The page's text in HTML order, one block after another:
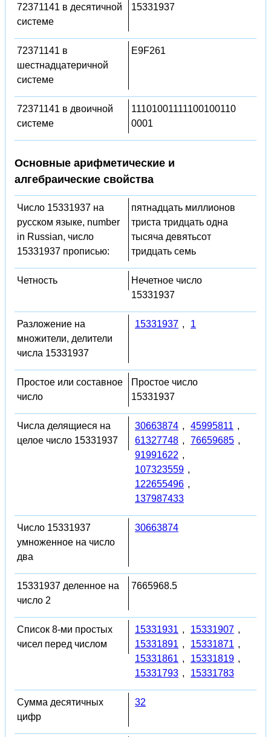
72371141 в десятичной
системе
15331937
72371141 в
шестнадцатеричной
системе
E9F261
72371141 в двоичной
системе
11101001111100100110
0001
Основные арифметические и
алгебраические свойства
Число 15331937 на
русском языке, number
in Russian, число
15331937 прописью:
пятнадцать миллионов
триста тридцать одна
тысяча девятьсот
тридцать семь
Четность
Нечетное число
15331937
Разложение на
множители, делители
числа 15331937
15331937 , 1
Простое или составное
число
Простое число
15331937
Числа делящиеся на
целое число 15331937
30663874 , 45995811 ,
61327748 , 76659685 ,
91991622 ,
107323559 ,
122655496 ,
137987433
Число 15331937
умноженное на число
два
30663874
15331937 деленное на
число 2
7665968.5
Список 8-ми простых
чисел перед числом
15331931 , 15331907 ,
15331891 , 15331871 ,
15331861 , 15331819 ,
15331793 , 15331783
Сумма десятичных
цифр
32